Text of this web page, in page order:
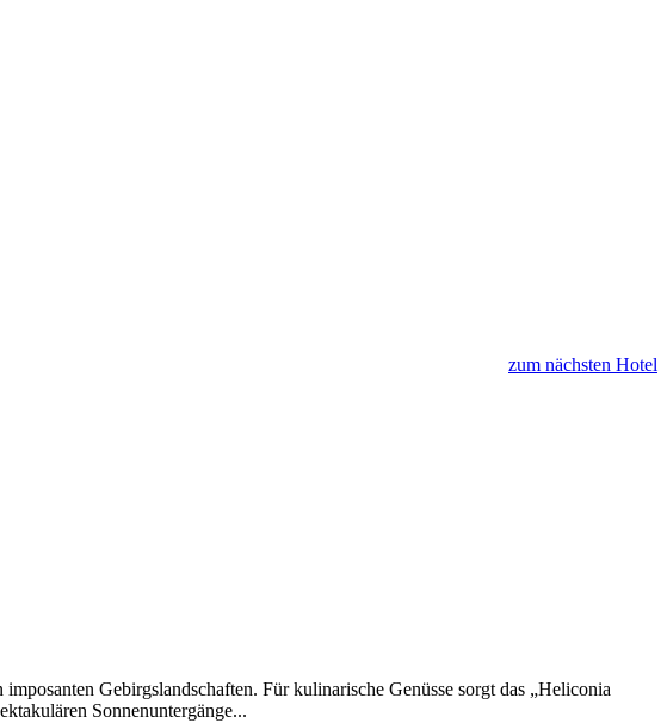
zum nächsten Hotel
Gebirgslandschaften. Für kulinarische Genüsse sorgt das „Heliconia
Sonnenuntergänge...